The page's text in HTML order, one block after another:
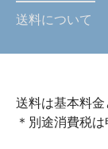
送料について
送料は基本料金
＊別途消費税は